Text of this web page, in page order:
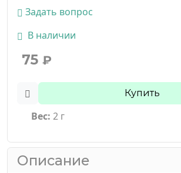
Задать вопрос
В наличии
75 ₽
Купить
Вес: 2 г
Описание